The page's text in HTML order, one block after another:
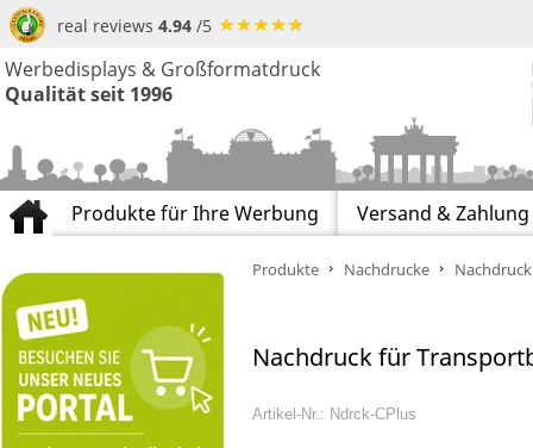
real reviews 4.94 /5
Werbedisplays & Großformatdruck
Qualität seit 1996
Produkte für Ihre Werbung Versand & Zahlung
Produkte Nachdrucke
Nachdruck für
Artikel-Nr.: Ndrck-CPlus